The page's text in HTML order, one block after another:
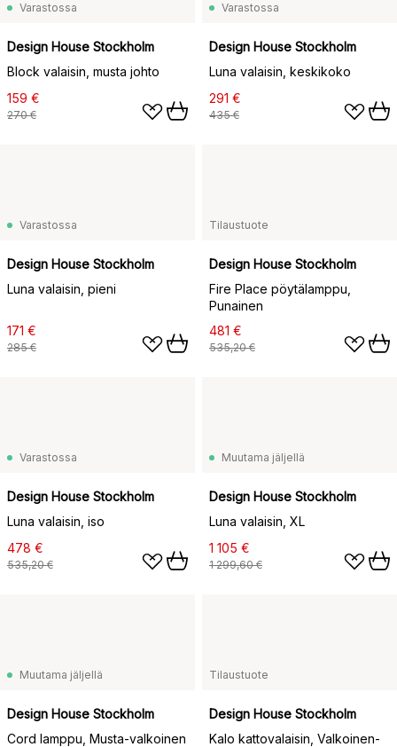
Varastossa
Design House Stockholm
Block valaisin, musta johto
159 €
270 €
Varastossa
Design House Stockholm
Luna valaisin, keskikoko
291 €
435 €
Varastossa
Design House Stockholm
Luna valaisin, pieni
171 €
285 €
Tilaustuote
Design House Stockholm
Fire Place pöytälamppu,
Punainen
481 €
535,20 €
Varastossa
Design House Stockholm
Luna valaisin, iso
478 €
535,20 €
Muutama jäljellä
Design House Stockholm
Luna valaisin, XL
1 105 €
1 299,60 €
Muutama jäljellä
Design House Stockholm
Cord lamppu, Musta-valkoinen
Tilaustuote
Design House Stockholm
Kalo kattovalaisin, Valkoinen-